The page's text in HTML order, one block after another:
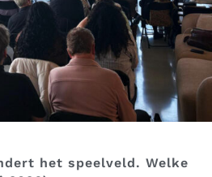
het speelveld. Welke